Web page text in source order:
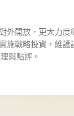
外開放，更大力
施戰略投資，維
與點評。